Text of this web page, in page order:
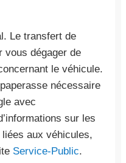
Le transfert de
vous dégager de
le véhicule.
nécessaire
avec
sur les
aux véhicules,
Service-Public.